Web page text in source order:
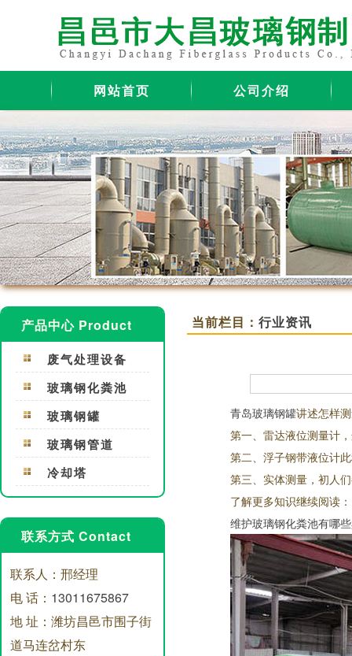
网站首页 公司介绍
产品中心 Product
废气处理设备
玻璃钢化粪池
玻璃钢罐
玻璃钢管道
冷却塔
联系方式 Contact
联系人：邢经理
电 话： 13011675867
地 址：潍坊昌邑市围子街
道马连岔村东
当前栏目： 行业资讯
青岛玻璃钢罐讲述怎样
第一、雷达液位测量计
第二、浮子钢带液位计
第三、实体测量，初人
了解更多知识继续阅读：
维护玻璃钢化粪池有哪